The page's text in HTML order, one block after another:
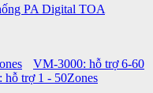
PA Digital TOA
VM-3000: hỗ trợ 6-60
hỗ trợ 1 - 50Zones